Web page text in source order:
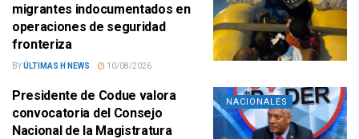
migrantes indocumentados en
operaciones de seguridad
fronteriza
BYÚLTIMAS H NEWS 10/08/2026
NACIONALES
Presidente de Codue valora
convocatoria del Consejo
Nacional de la Magistratura